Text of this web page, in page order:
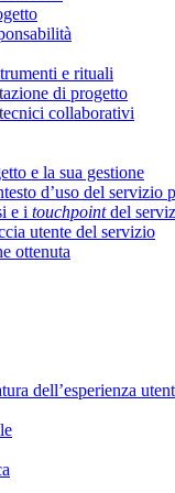
e rituali
di progetto
collaborativi
e la sua gestione
d’uso del servizio
e i touchpointdel
utente del servizio
ottenuta
dell’esperienza